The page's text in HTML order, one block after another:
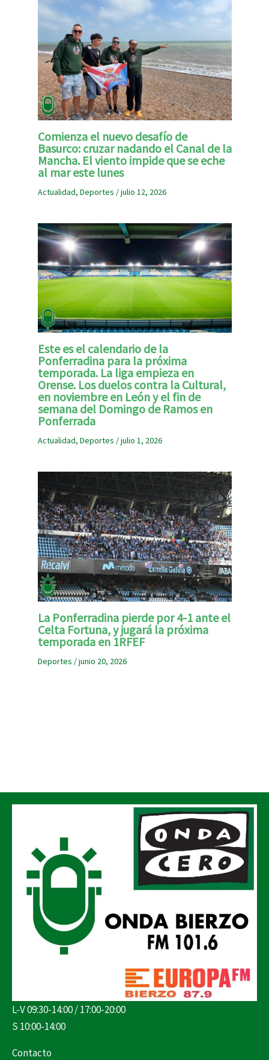
Comienza el nuevo desafío de
Basurco: cruzar nadando el Canal de la
Mancha. El viento impide que se eche
al mar este lunes
Actualidad, Deportes /julio 12, 2026
Este es el calendario de la
Ponferradina para la próxima
temporada. La liga empieza en
Orense. Los duelos contra la Cultural,
en noviembre en León y el fin de
semana del Domingo de Ramos en
Ponferrada
Actualidad, Deportes /julio 1, 2026
La Ponferradina pierde por 4-1 ante el
Celta Fortuna, y jugará la próxima
temporada en 1RFEF
Deportes /junio 20, 2026
L-V 09:30-14:00 / 17:00-20:00
S 10:00-14:00
Contacto